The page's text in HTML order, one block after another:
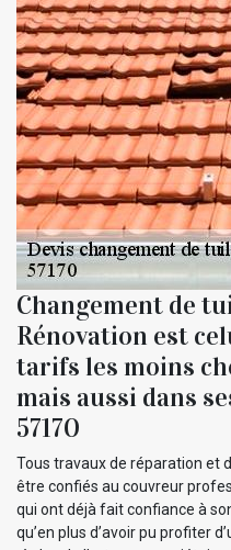
Changement de
Rénovation est
tarifs les moins
mais aussi dans
57170
Tous travaux de réparation et
être confiés au couvreur
qui ont déjà fait confiance à
qu’en plus d’avoir pu profiter